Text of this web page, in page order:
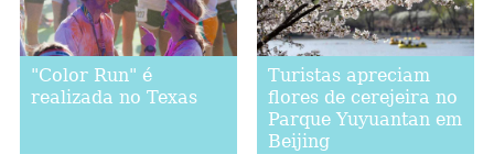
"Color Run" é
realizada no Texas
Turistas apreciam
flores de cerejeira no
Parque Yuyuantan em
Beijing